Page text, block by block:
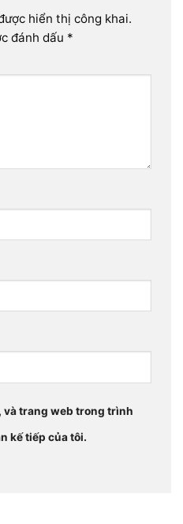
hiển thị công khai.
đánh dấu *
và trang web trong trình
kế tiếp của tôi.